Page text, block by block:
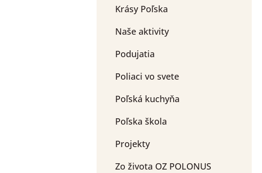
Krásy Poľska
Naše aktivity
Podujatia
Poliaci vo svete
Poľská kuchyňa
Poľska škola
Projekty
Zo života OZ POLONUS